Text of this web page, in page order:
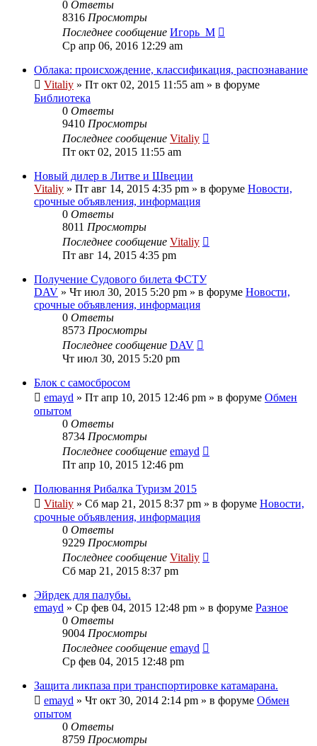
0 Ответы
8316 Просмотры
Последнее сообщение Игорь_М
Ср апр 06, 2016 12:29 am
Облака: происхождение, классификация, распознавание
Vitaliy » Пт окт 02, 2015 11:55 am » в форуме
Библиотека
0 Ответы
9410 Просмотры
Последнее сообщение Vitaliy
Пт окт 02, 2015 11:55 am
Новый дилер в Литве и Швеции
Vitaliy » Пт авг 14, 2015 4:35 pm » в форуме Новости,
срочные объявления, информация
0 Ответы
8011 Просмотры
Последнее сообщение Vitaliy
Пт авг 14, 2015 4:35 pm
Получение Судового билета ФСТУ
DAV » Чт июл 30, 2015 5:20 pm » в форуме Новости,
срочные объявления, информация
0 Ответы
8573 Просмотры
Последнее сообщение DAV
Чт июл 30, 2015 5:20 pm
Блок с самосбросом
emayd » Пт апр 10, 2015 12:46 pm » в форуме Обмен
опытом
0 Ответы
8734 Просмотры
Последнее сообщение emayd
Пт апр 10, 2015 12:46 pm
Полювання Рибалка Туризм 2015
Vitaliy » Сб мар 21, 2015 8:37 pm » в форуме Новости,
срочные объявления, информация
0 Ответы
9229 Просмотры
Последнее сообщение Vitaliy
Сб мар 21, 2015 8:37 pm
Эйрдек для палубы.
emayd » Ср фев 04, 2015 12:48 pm » в форуме Разное
0 Ответы
9004 Просмотры
Последнее сообщение emayd
Ср фев 04, 2015 12:48 pm
Защита ликпаза при транспортировке катамарана.
emayd » Чт окт 30, 2014 2:14 pm » в форуме Обмен
опытом
0 Ответы
8759 Просмотры